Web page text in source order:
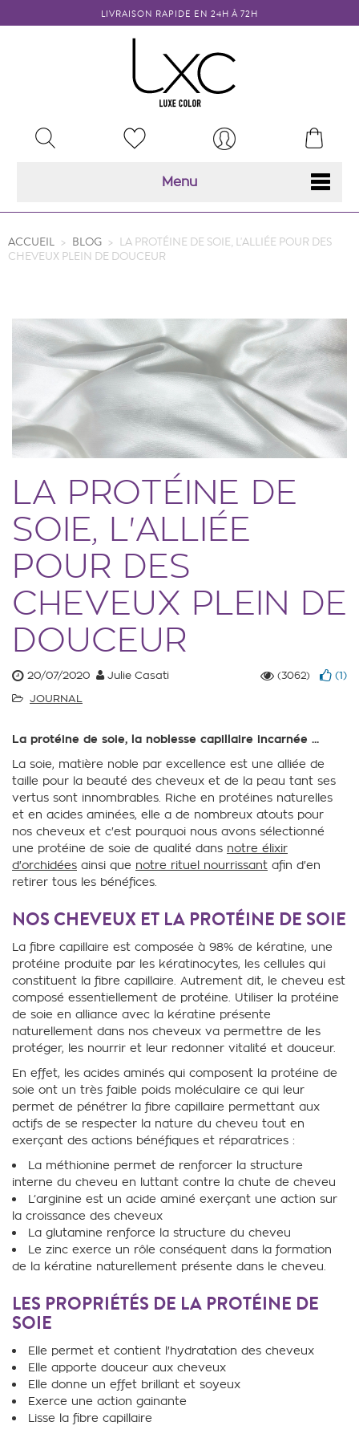
LIVRAISON RAPIDE EN 24H À 72H
MON
MY
WISHLISTS
RECHERCHER
Menu
ACCUEIL > BLOG > LA PROTÉINE DE SOIE, L'ALLIÉE POUR DES
CHEVEUX PLEIN DE DOUCEUR
LA PROTÉINE DE
SOIE, L'ALLIÉE
POUR DES
CHEVEUX PLEIN DE
DOUCEUR
20/07/2020 Julie Casati (3062) (1)
JOURNAL
La protéine de soie, la noblesse capillaire incarnée ...
La soie, matière noble par excellence est une alliée de
taille pour la beauté des cheveux et de la peau tant ses
vertus sont innombrables. Riche en protéines naturelles
et en acides aminées, elle a de nombreux atouts pour
nos cheveux et c'est pourquoi nous avons sélectionné
une protéine de soie de qualité dans notre élixir
d'orchidées ainsi que notre rituel nourrissant afin d'en
retirer tous les bénéfices.
NOS CHEVEUX ET LA PROTÉINE DE SOIE
La fibre capillaire est composée à 98% de kératine, une
protéine produite par les kératinocytes, les cellules qui
constituent la fibre capillaire. Autrement dit, le cheveu est
composé essentiellement de protéine. Utiliser la protéine
de soie en alliance avec la kératine présente
naturellement dans nos cheveux va permettre de les
protéger, les nourrir et leur redonner vitalité et douceur.
En effet, les acides aminés qui composent la protéine de
soie ont un très faible poids moléculaire ce qui leur
permet de pénétrer la fibre capillaire permettant aux
actifs de se respecter la nature du cheveu tout en
exerçant des actions bénéfiques et réparatrices :
La méthionine permet de renforcer la structure
interne du cheveu en luttant contre la chute de cheveu
L’arginine est un acide aminé exerçant une action sur
la croissance des cheveux
La glutamine renforce la structure du cheveu
Le zinc exerce un rôle conséquent dans la formation
de la kératine naturellement présente dans le cheveu.
LES PROPRIÉTÉS DE LA PROTÉINE DE
SOIE
Elle permet et contient l'hydratation des cheveux
Elle apporte douceur aux cheveux
Elle donne un effet brillant et soyeux
Exerce une action gainante
Lisse la fibre capillaire